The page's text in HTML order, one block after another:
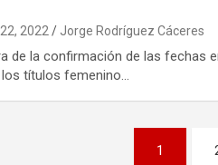
2022 Jorge Rodríguez Cáceres
de la confirmación de las fechas
títulos femenino…
1